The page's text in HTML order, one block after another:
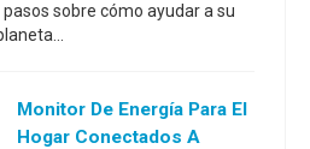
sobre cómo ayudar a su
Monitor De Energía Para El
Hogar Conectados A